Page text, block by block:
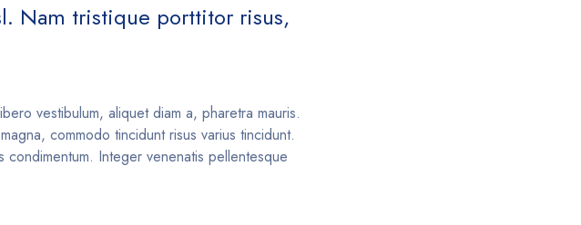
Nam tristique porttitor risus,
vestibulum, aliquet diam a, pharetra mauris.
commodo tincidunt risus varius tincidunt.
Integer venenatis pellentesque